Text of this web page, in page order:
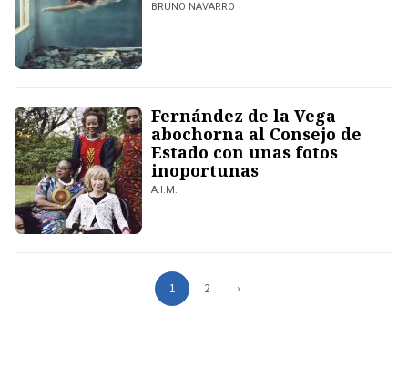
BRUNO NAVARRO
Fernández de la Vega
abochorna al Consejo de
Estado con unas fotos
inoportunas
A.I.M.
1 2 ›